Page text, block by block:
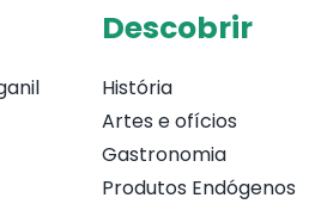
Descobrir
História
Artes e ofícios
Gastronomia
Produtos Endógenos